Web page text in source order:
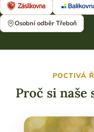
Osobní odběr Třeboň
POCTIVÁ
Proč si naše